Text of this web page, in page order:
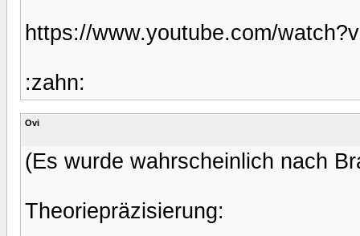
https://www.youtube.com/
:zahn:
Ovi
(Es wurde wahrscheinlich nach
Theoriepräzisierung: